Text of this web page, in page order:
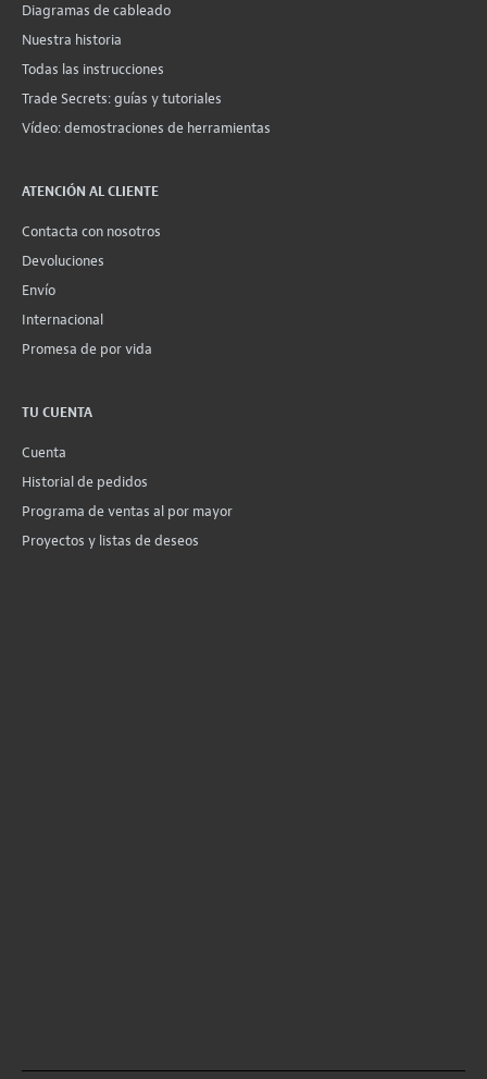
Diagramas de cableado
Nuestra historia
Todas las instrucciones
Trade Secrets: guías y tutoriales
Vídeo: demostraciones de herramientas
ATENCIÓN AL CLIENTE
Contacta con nosotros
Devoluciones
Envío
Internacional
Promesa de por vida
TU CUENTA
Cuenta
Historial de pedidos
Programa de ventas al por mayor
Proyectos y listas de deseos